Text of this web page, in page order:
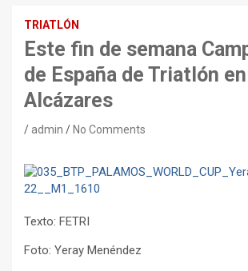
TRIATLÓN
Este fin de semana
de España de Triatlón
Alcázares
admin No Comments
Texto: FETRI
Foto: Yeray Menéndez